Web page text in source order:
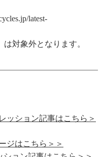
latest-
対象外となります。
ッション記事はこちら＞
ジはこちら＞＞